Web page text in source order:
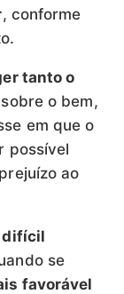
, conforme
tanto o
o bem,
em que o
possível
ao
difícil
se
favorável